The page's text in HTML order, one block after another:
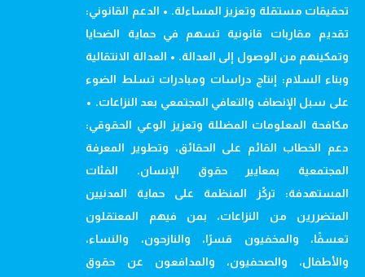
تحقيقات مستقلة وتعزيز المساءلة. • الدعم القانوني:
تقديم مقاربات قانونية تسهم في حماية الضحايا
وتمكينهم من الوصول إلى العدالة. • العدالة الانتقالية
وبناء السلام: إنتاج دراسات ومبادرات تسلط الضوء
على سبل الإنصاف والتعافي المجتمعي بعد النزاعات. •
مكافحة المعلومات المضللة وتعزيز الوعي الحقوقي:
دعم الخطاب القائم على الحقائق، وتطوير المعرفة
المجتمعية بمعايير حقوق الإنسان. الفئات
المستهدفة: تركّز المنظمة على حماية المدنيين
المتضررين من النزاعات، بمن فيهم المعتقلون
تعسفًا، والمخفيون قسرًا، والنازحون، والنساء،
والأطفال، والصحفيون، والمدافعون عن حقوق